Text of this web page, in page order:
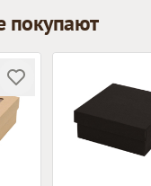
покупают